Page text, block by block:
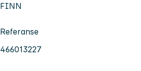
FINN
Referanse
466013227